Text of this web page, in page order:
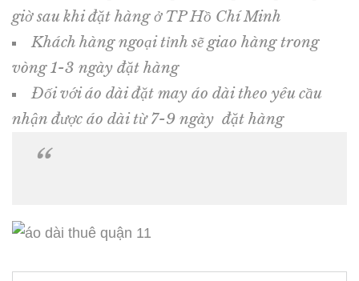
giờ sau khi đặt hàng ở TP Hồ Chí Minh
Khách hàng ngoại tỉnh sẽ giao hàng trong
vòng 1-3 ngày đặt hàng
Đối với áo dài đặt may áo dài theo yêu cầu
nhận được áo dài từ 7-9 ngày đặt hàng